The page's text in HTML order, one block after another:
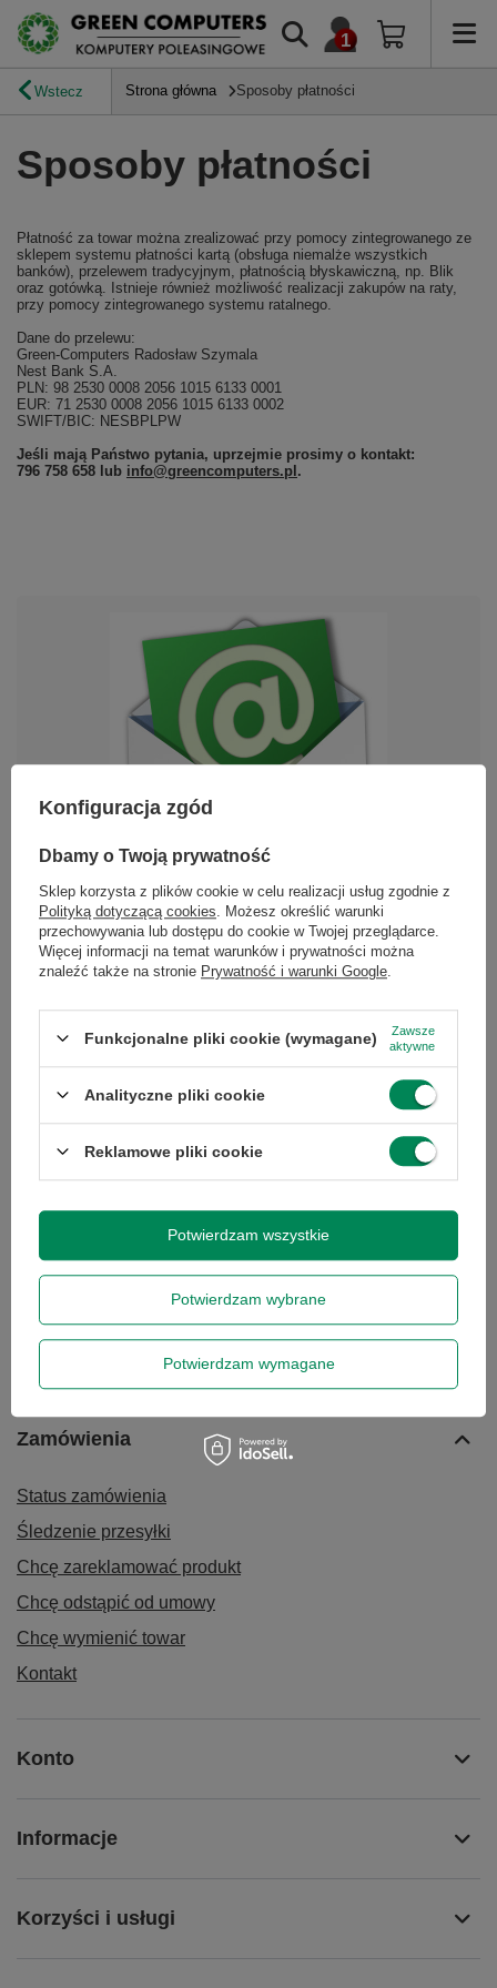
Wstecz Strona główna Sposoby płatności
Sposoby płatności
Płatność za towar można zrealizować przy pomocy zintegrowanego ze
sklepem systemu płatności kartą (obsługa niemalże wszystkich
banków), przelewem tradycyjnym, płatnością błyskawiczną, np. Blik
oraz gotówką. Istnieje również możliwość realizacji zakupów na raty,
przy pomocy zintegrowanego systemu ratalnego.
Dane do przelewu:
Green-Computers Radosław Szymala
Nest Bank S.A.
PLN: 98 2530 0008 2056 1015 6133 0001
EUR: 71 2530 0008 2056 1015 6133 0002
SWIFT/BIC: NESBPLPW
Jeśli mają Państwo pytania, uprzejmie prosimy o kontakt:
796 758 658 lub info@greencomputers.pl .
Newsletter
Opis newslettera
Podaj swoje imię
z informacją handlową (marketing). Więcej wpolityce
Zapisz się do newslettera
Zamówienia
Status zamówienia
Śledzenie przesyłki
Chcę zareklamować produkt
Chcę odstąpić od umowy
Chcę wymienić towar
Kontakt
Konto
Informacje
Korzyści i usługi
Konfiguracja zgód
Dbamy o Twoją prywatność
Sklep korzysta z plików cookie w celu realizacji usług zgodnie z
Polityką dotyczącą cookies . Możesz określić warunki
przechowywania lub dostępu do cookie w Twojej przeglądarce.
Więcej informacji na temat warunków i prywatności można
znaleźć także na stronie Prywatność i warunki Google
Funkcjonalne pliki cookie (wymagane)
Zawsze
aktywne
Analityczne pliki cookie
Reklamowe pliki cookie
Potwierdzam wybrane
Potwierdzam wymagane
Potwierdzam wszystkie